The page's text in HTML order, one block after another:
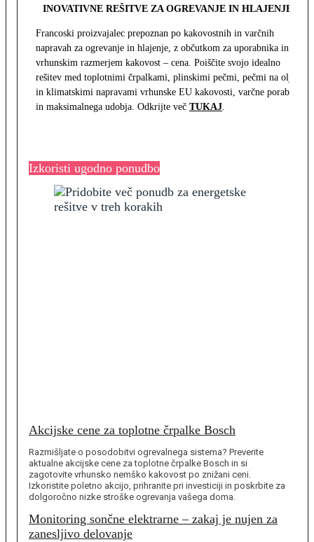
INOVATIVNE REŠITVE ZA OGREVANJE IN HLAJENJE
Francoski proizvajalec prepoznan po kakovostnih in varčnih
napravah za ogrevanje in hlajenje, z občutkom za uporabnika in z
vrhunskim razmerjem kakovost – cena. Poiščite svojo idealno
rešitev med toplotnimi črpalkami, plinskimi pečmi, pečmi na olje
in klimatskimi napravami vrhunske EU kakovosti, varčne porabe
in maksimalnega udobja. Odkrijte več TUKAJ.
Izkoristi ugodno ponudbo
Akcijske cene za toplotne črpalke Bosch
Razmišljate o posodobitvi ogrevalnega sistema? Preverite
aktualne akcijske cene za toplotne črpalke Bosch in si
zagotovite vrhunsko nemško kakovost po znižani ceni.
Izkoristite poletno akcijo, prihranite pri investiciji in poskrbite za
dolgoročno nizke stroške ogrevanja vašega doma.
Monitoring sončne elektrarne – zakaj je nujen za
zanesljivo delovanje